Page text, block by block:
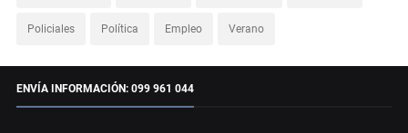
Policiales Política Empleo Verano
ENVÍA INFORMACIÓN: 099 961 044